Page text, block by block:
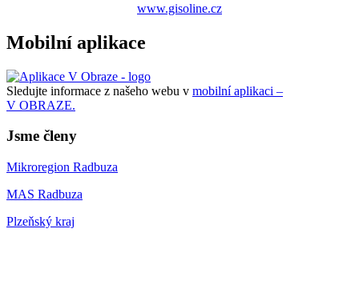
www.gisoline.cz
Mobilní aplikace
Sledujte informace z našeho webu v mobilní aplikaci –
V OBRAZE.
Jsme členy
Mikroregion Radbuza
MAS Radbuza
Plzeňský kraj